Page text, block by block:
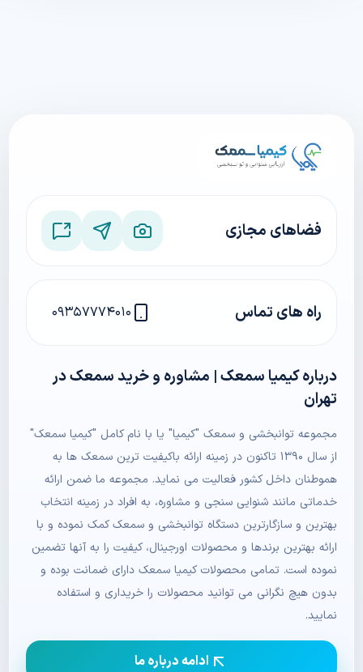
فضاهای مجازی
راه های تماس ۰۹۳۵۷۷۷۴۰۱۰
درباره کیمیا سمعک | مشاوره و خرید سمعک در
تهران
مجموعه توانبخشی و سمعک "کیمیا" یا با نام کامل "کیمیا سمعک"
از سال ۱۳۹۰ تاکنون در زمینه ارائه باکیفیت ترین سمعک ها به
هموطنان داخل کشور فعالیت می نماید. مجموعه ما ضمن ارائه
خدماتی مانند شنوایی سنجی و مشاوره، به افراد در زمینه انتخاب
بهترین و سازگارترین دستگاه توانبخشی و سمعک کمک نموده و با
ارائه بهترین برندها و محصولات اورجینال، کیفیت را به آنها تضمین
نموده است. تمامی محصولات کیمیا سمعک دارای ضمانت بوده و
بدون هیچ نگرانی می توانید محصولات را خریداری و استفاده
نمایید.
ادامه درباره ما